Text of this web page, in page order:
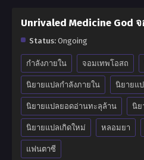
Unrivaled Medicine God
Status: Ongoing
กำลังภายใน จอมเทพโอสถ
นิยายแปลกำลังภายใน นิยายแ
นิยายแปลยอดอ่านทะลุล้าน นิย
นิยายแปลเกิดใหม่ หลอมยา
แฟนตาซี